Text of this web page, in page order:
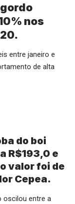
nos
entre janeiro e
de alta
do boi
R$193,0 e
valor foi de
Cepea.
oscilou entre a